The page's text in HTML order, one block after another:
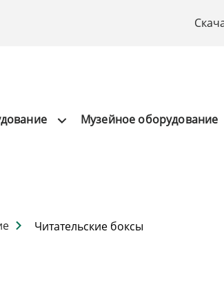
Музейное оборудование
Читательские боксы